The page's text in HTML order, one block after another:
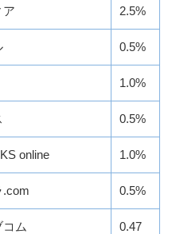
ア 2.5%
0.5%
1.0%
0.5%
online 1.0%
.com 0.5%
ム
0.47